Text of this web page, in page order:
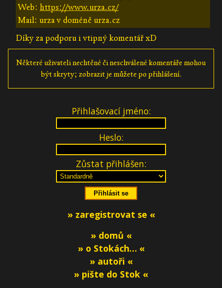
Web:https://www.urza.cz/
Mail: urza v doméně urza.cz
Díky za podporu i vtipný komentář xD
Některé uživateli nechtěné či neschválené komentáře mohou
být skryty; zobrazit je můžete po přihlášení.
Přihlašovací jméno:
Heslo:
Zůstat přihlášen:
» zaregistrovat se «
» domů «
» o Stokách… «
» autoři «
» pište do Stok «